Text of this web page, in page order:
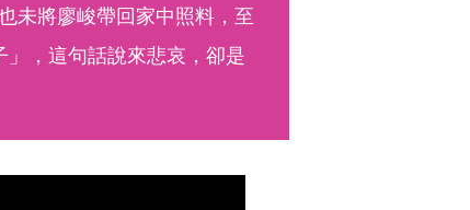
未將廖峻帶回家中照料，至
，這句話說來悲哀，卻是